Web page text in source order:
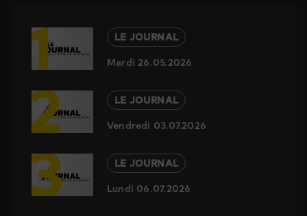
1
LE JOURNAL
Mardi 26.05.2026
2
LE JOURNAL
Vendredi 03.07.2026
3
LE JOURNAL
Lundi 06.07.2026